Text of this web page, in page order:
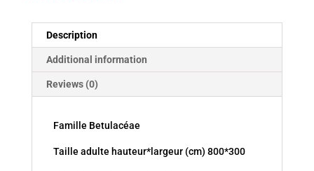
Description
Additional information
Reviews (0)
Famille Betulacéae
Taille adulte hauteur*largeur (cm) 800*300